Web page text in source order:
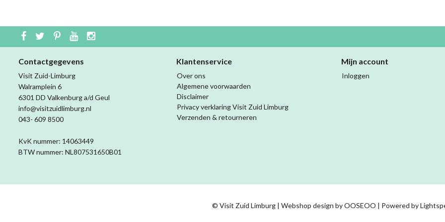
Contactgegevens
Visit Zuid-Limburg
Walramplein 6
6301 DD Valkenburg a/d Geul
info@visitzuidlimburg.nl
043- 609 8500
KvK nummer: 14063449
BTW nummer: NL807531650B01
Klantenservice
Over ons
Algemene voorwaarden
Disclaimer
Privacy verklaring Visit Zuid Limburg
Verzenden & retourneren
Mijn account
Inloggen
© Visit Zuid Limburg | Webshop design byOOSEOO | Powered by